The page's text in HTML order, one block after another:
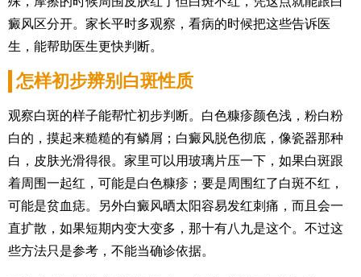
癜风区分开。家长平时多观察，看病的时候把这些告诉医
生，能帮助医生更快判断。
怎样初步辨别白斑性质
观察白斑的样子能帮忙初步判断。白色糠疹颜色浅，粉白粉
白的，摸起来糙糙的有鳞屑；白癜风脱色彻底，像瓷器那种
白，皮肤光滑得很。家里可以用玻璃片压一下，如果白斑跟
着周围一起红，可能是白色糠疹；要是周围红了白斑不红，
可能是贫血痣。另外白癜风晒太阳容易发红刺痛，而且会一
直扩散，如果短期内变大变多，那十有八九是这个。不过这
些方法只是参考，不能当确诊依据。